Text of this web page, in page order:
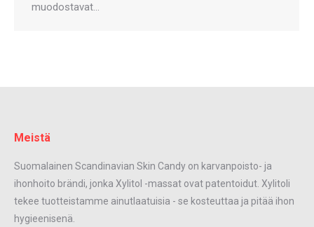
muodostavat…
Meistä
Suomalainen Scandinavian Skin Candy on karvanpoisto- ja
ihonhoito brändi, jonka Xylitol -massat ovat patentoidut. Xylitoli
tekee tuotteistamme ainutlaatuisia - se kosteuttaa ja pitää ihon
hygieenisenä.